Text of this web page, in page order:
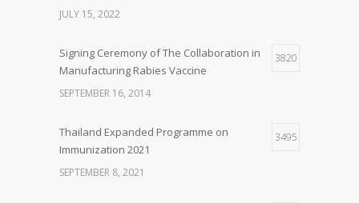
JULY 15, 2022
Signing Ceremony of The Collaboration in
Manufacturing Rabies Vaccine
3820
SEPTEMBER 16, 2014
Thailand Expanded Programme on
Immunization 2021
3495
SEPTEMBER 8, 2021